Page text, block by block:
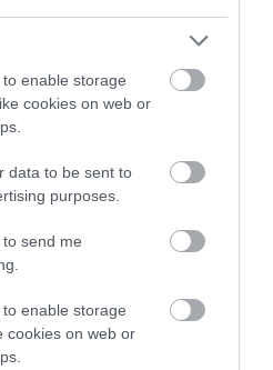
enable storage
cookies on web or
data to be sent to
purposes.
send me
enable storage
cookies on web or
1-es BMW-ről